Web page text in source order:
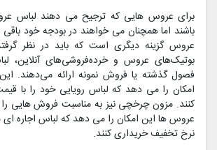
برای عروس هایی که ترجیح می دهند لباس
باشند اما همچنان می خواهند در بودجه خود
عروس گزینه دیگری است که باید در نظر
بوتیک‌های عروس و خرده‌فروشی‌های آنلاین،
فصول گذشته یا فروش نمونه ارائه می‌دهند.
امکان را می دهد که لباس رویایی خود را با
کنند. مزون چرخچی نیز به مناسبت فروش هایی
عروس ها این امکان را می دهد که لباس اجاره ای
نرخ تخفیف خریداری کنند.